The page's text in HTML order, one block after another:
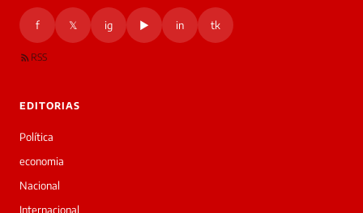
Oi!
Bom
dia!
f 𝕏 ig ▶ in tk
RSS
EDITORIAS
Política
economia
Nacional
Internacional